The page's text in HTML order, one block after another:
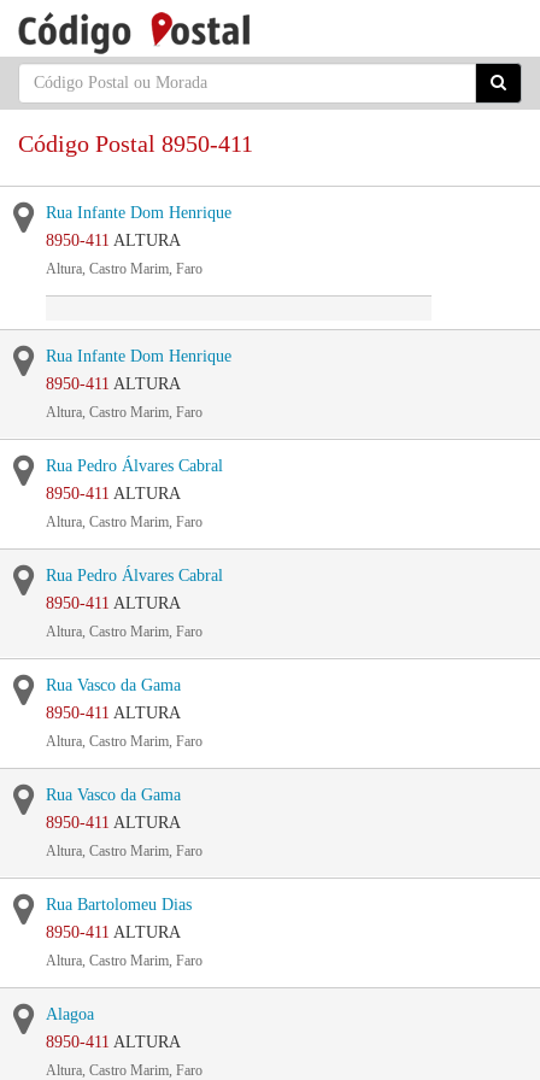
Código Postal 8950-411
Rua Infante Dom Henrique
8950-411 ALTURA
Altura, Castro Marim, Faro
Rua Infante Dom Henrique
8950-411 ALTURA
Altura, Castro Marim, Faro
Rua Pedro Álvares Cabral
8950-411 ALTURA
Altura, Castro Marim, Faro
Rua Pedro Álvares Cabral
8950-411 ALTURA
Altura, Castro Marim, Faro
Rua Vasco da Gama
8950-411 ALTURA
Altura, Castro Marim, Faro
Rua Vasco da Gama
8950-411 ALTURA
Altura, Castro Marim, Faro
Rua Bartolomeu Dias
8950-411 ALTURA
Altura, Castro Marim, Faro
Alagoa
8950-411 ALTURA
Altura, Castro Marim, Faro